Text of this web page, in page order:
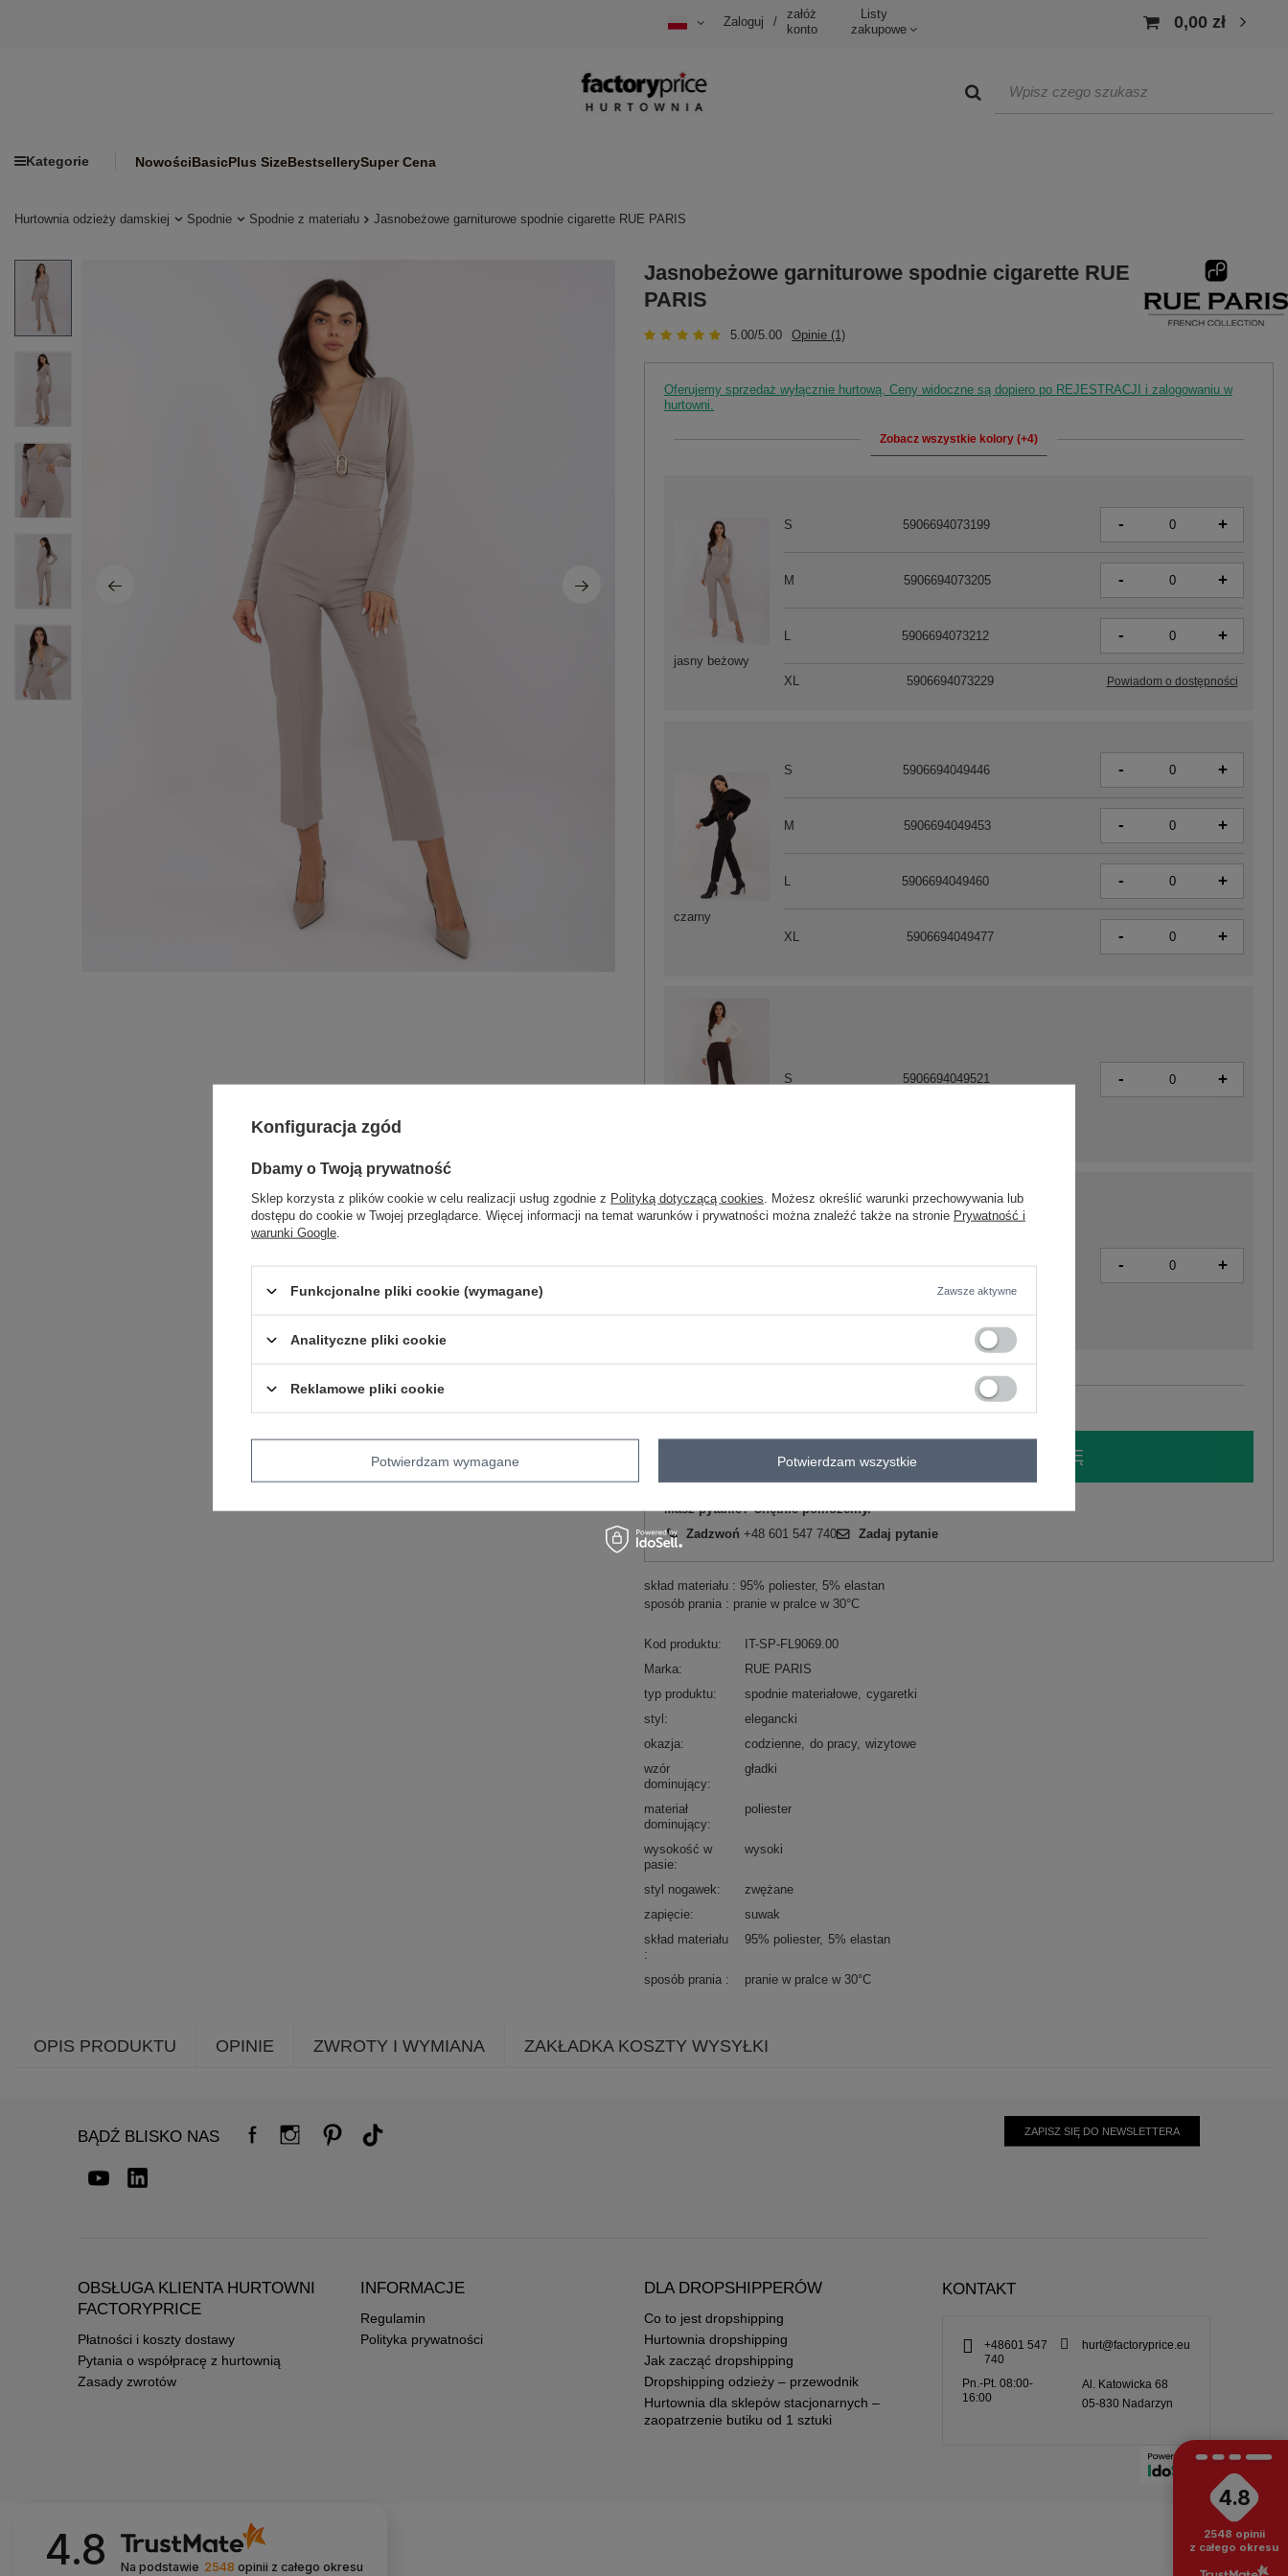
Zaloguj /
załóż
konto
Listy
zakupowe
0,00 zł
Kategorie NowościBasicPlus SizeBestsellerySuper Cena
Hurtownia odzieży damskiej Spodnie Spodnie z materiału Jasnobeżowe garniturowe spodnie cigarette RUE PARIS
Jasnobeżowe garniturowe spodnie cigarette RUE
PARIS
5.00/5.00 Opinie (1)
Oferujemy sprzedaż wyłącznie hurtową. Ceny widoczne są dopiero po REJESTRACJI i zalogowaniu w
hurtowni.
Zobacz wszystkie kolory (+4)
czarny
S 5906694049446 - +
M 5906694049453 - +
L 5906694049460 - +
XL 5906694049477 - +
S 5906694049521 - +
- +
jasny beżowy
S 5906694073199 - +
M 5906694073205 - +
L 5906694073212 - +
XL 5906694073229 Powiadom o dostępności
Zobacz wszystkie kolory (+4)
ZALOGUJ SIĘ I ZOBACZ CENĘ
Masz pytanie? Chętnie pomożemy.
Zadzwoń +48 601 547 740 Zadaj pytanie
skład materiału : 95% poliester, 5% elastan
sposób prania : pranie w pralce w 30°C
Kod produktu
IT-SP-FL9069.00
Marka
RUE PARIS
typ produktu
spodnie materiałowe cygaretki
styl
elegancki
okazja
codzienne do pracy wizytowe
wzór
dominujący
gładki
materiał
dominujący
poliester
wysokość w
pasie
wysoki
styl nogawek
zwężane
zapięcie
suwak
skład materiału
95% poliester 5% elastan
sposób prania pranie w pralce w 30°C
OPIS PRODUKTU OPINIE ZWROTY I WYMIANA ZAKŁADKA KOSZTY WYSYŁKI
BĄDŹ BLISKO NAS ZAPISZ SIĘ DO NEWSLETTERA
OBSŁUGA KLIENTA HURTOWNI
FACTORYPRICE
Płatności i koszty dostawy
Pytania o współpracę z hurtownią
Zasady zwrotów
INFORMACJE
Regulamin
Polityka prywatności
DLA DROPSHIPPERÓW
Co to jest dropshipping
Hurtownia dropshipping
Jak zacząć dropshipping
Dropshipping odzieży – przewodnik
Hurtownia dla sklepów stacjonarnych –
zaopatrzenie butiku od 1 sztuki
KONTAKT
+48601 547
740
hurt@factoryprice.eu
Pn.-Pt. 08:00-
16:00
Al. Katowicka 68
05-830 Nadarzyn
4.8 Na podstawie 2548 opinii z całego okresu
4.8
2548 opinii
z całego okresu
Konfiguracja zgód
Dbamy o Twoją prywatność
Sklep korzysta z plików cookie w celu realizacji usług zgodnie z Polityką dotyczącą cookies . Możesz określić warunki przechowywania lub
dostępu do cookie w Twojej przeglądarce. Więcej informacji na temat warunków i prywatności można znaleźć także na stronie Prywatność i
warunki Google
Funkcjonalne pliki cookie (wymagane) Zawsze aktywne
Analityczne pliki cookie
Reklamowe pliki cookie
Potwierdzam wymagane Potwierdzam wszystkie